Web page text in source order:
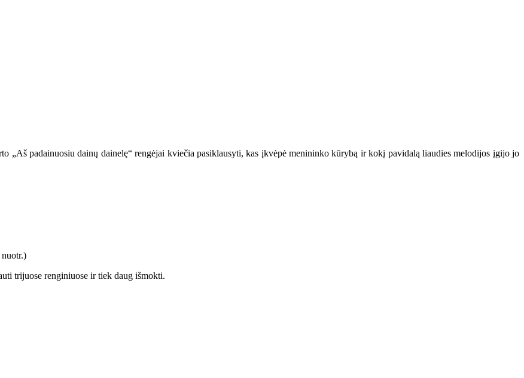
„Aš padainuosiu dainų dainelę“ rengėjai kviečia pasiklausyti, kas įkvėpė menininko kūrybą ir kokį pavidalą liaudies melodijos įgijo jo
trijuose renginiuose ir tiek daug išmokti.